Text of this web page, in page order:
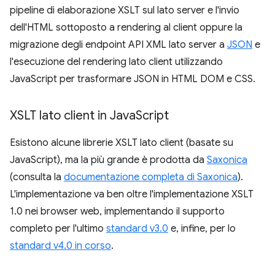
pipeline di elaborazione XSLT sul lato server e l'invio
dell'HTML sottoposto a rendering al client oppure la
migrazione degli endpoint API XML lato server a JSON e
l'esecuzione del rendering lato client utilizzando
JavaScript per trasformare JSON in HTML DOM e CSS.
XSLT lato client in JavaScript
Esistono alcune librerie XSLT lato client (basate su
JavaScript), ma la più grande è prodotta da Saxonica
(consulta la documentazione completa di Saxonica).
L'implementazione va ben oltre l'implementazione XSLT
1.0 nei browser web, implementando il supporto
completo per l'ultimo standard v3.0 e, infine, per lo
standard v4.0 in corso.